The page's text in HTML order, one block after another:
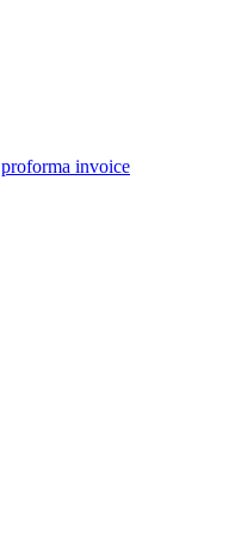
proforma invoice